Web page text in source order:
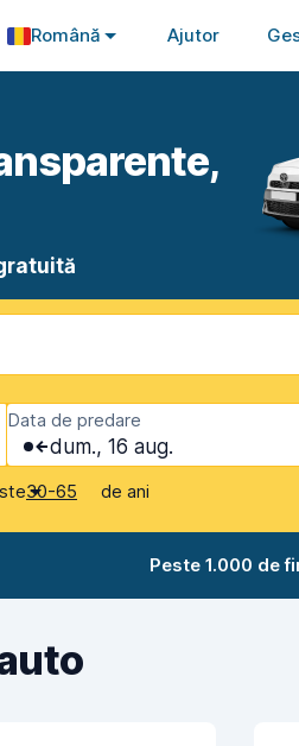
Română Ajutor
Data de predare
dum., 16 aug.
30-65 de ani
Peste 1.000 de